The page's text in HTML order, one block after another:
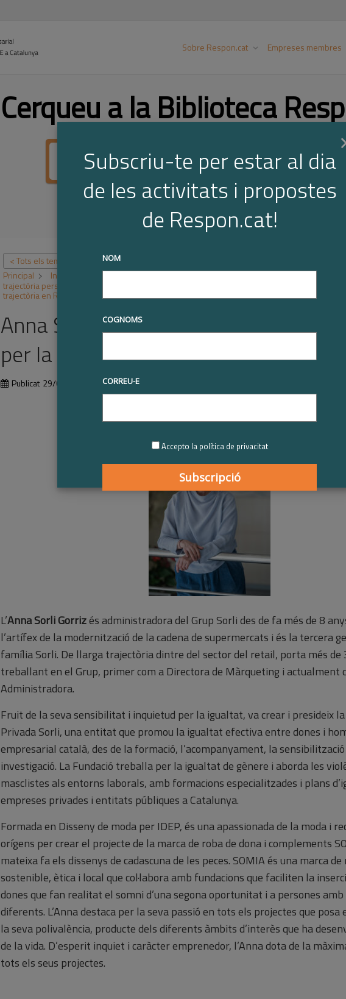
Sobre Respon.cat Empreses membres
Cerqueu a la Biblioteca
< Tots els temes
Principal
Iniciatives RSE Premis Respon.cat Reconeixement Respon.cat a la
trajectòria personal en RSE
trajectòria en RSE 2025
Anna Sorli Gorriz | Reconeixement
per la trajectòria en RSE 2025
Publicat 29/01/2026
L’Anna Sorli Gorrizés administradora del Grup Sorli des de fa més de 8
l’artífex de la modernització de la cadena de supermercats i és la tercera
família Sorli. De llarga trajectòria dintre del sector del retail, porta més de
treballant en el Grup, primer com a Directora de Màrqueting i actualment
Administradora.
Fruit de la seva sensibilitat i inquietud per la igualtat, va crear i presideix la
Privada Sorli, una entitat que promou la igualtat efectiva entre dones i
empresarial català, des de la formació, l’acompanyament, la
investigació. La Fundació treballa per la igualtat de gènere i aborda les
masclistes als entorns laborals, amb formacions especialitzades i plans
empreses privades i entitats públiques a Catalunya.
Formada en Disseny de moda per IDEP, és una apassionada de la moda i
orígens per crear el projecte de la marca de roba de dona i complements
mateixa fa els dissenys de cadascuna de les peces. SOMIA és una marca
sostenible, ètica i local que col·labora amb fundacions que faciliten la
dones que fan realitat el somni d’una segona oportunitat i a persones
diferents. L’Anna destaca per la seva passió en tots els projectes que posa
la seva polivalència, producte dels diferents àmbits d’interès que ha
de la vida. D’esperit inquiet i caràcter emprenedor, l’Anna dota de la
tots els seus projectes.
Subscriu-te per estar al dia
de les activitats i propostes
de Respon.cat!
NOM
COGNOMS
CORREU-E
Accepto la política de privacitat